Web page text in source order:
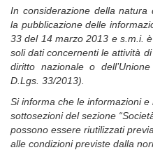
In considerazione della natura
la pubblicazione delle
33 del 14 marzo 2013 e s.m.i.
soli dati concernenti le attività
diritto nazionale o
D.Lgs. 33/2013).
Si informa che le informazioni
sottosezioni del sezione
possono essere riutilizzati
alle condizioni previste dalla